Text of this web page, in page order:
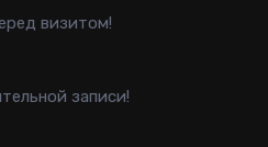
визитом!
записи!